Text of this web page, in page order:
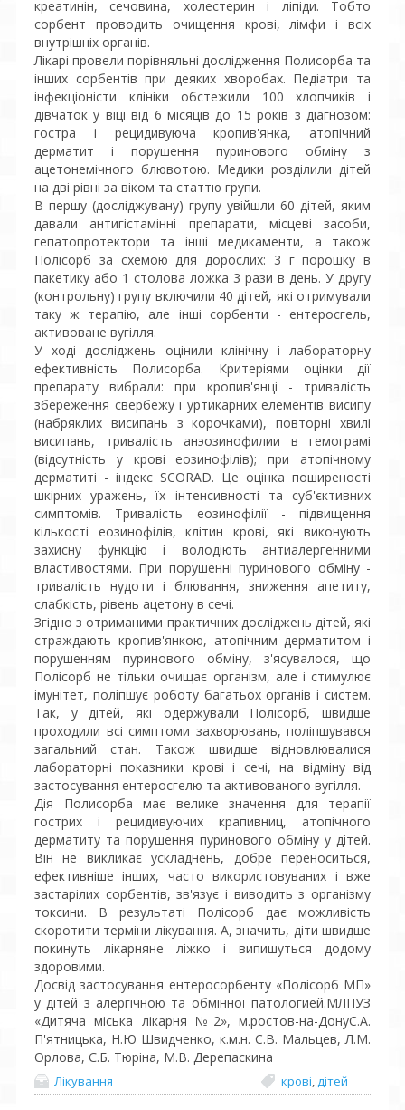
креатинін, сечовина, холестерин і ліпіди. Тобто
сорбент проводить очищення крові, лімфи і всіх
внутрішніх органів.
Лікарі провели порівняльні дослідження Полисорба та
інших сорбентів при деяких хворобах. Педіатри та
інфекціоністи клініки обстежили 100 хлопчиків і
дівчаток у віці від 6 місяців до 15 років з діагнозом:
гостра і рецидивуюча кропив'янка, атопічний
дерматит і порушення пуринового обміну з
ацетонемічного блювотою. Медики розділили дітей
на дві рівні за віком та статтю групи.
В першу (досліджувану) групу увійшли 60 дітей, яким
давали антигістамінні препарати, місцеві засоби,
гепатопротектори та інші медикаменти, а також
Полісорб за схемою для дорослих: 3 г порошку в
пакетику або 1 столова ложка 3 рази в день. У другу
(контрольну) групу включили 40 дітей, які отримували
таку ж терапію, але інші сорбенти - ентеросгель,
активоване вугілля.
У ході досліджень оцінили клінічну і лабораторну
ефективність Полисорба. Критеріями оцінки дії
препарату вибрали: при кропив'янці - тривалість
збереження свербежу і уртикарних елементів висипу
(набряклих висипань з корочками), повторні хвилі
висипань, тривалість анэозинофилии в гемограмі
(відсутність у крові еозинофілів); при атопічному
дерматиті - індекс SCORAD. Це оцінка поширеності
шкірних уражень, їх інтенсивності та суб'єктивних
симптомів. Тривалість еозинофілії - підвищення
кількості еозинофілів, клітин крові, які виконують
захисну функцію і володіють антиалергенними
властивостями. При порушенні пуринового обміну -
тривалість нудоти і блювання, зниження апетиту,
слабкість, рівень ацетону в сечі.
Згідно з отриманими практичних досліджень дітей, які
страждають кропив'янкою, атопічним дерматитом і
порушенням пуринового обміну, з'ясувалося, що
Полісорб не тільки очищає організм, але і стимулює
імунітет, поліпшує роботу багатьох органів і систем.
Так, у дітей, які одержували Полісорб, швидше
проходили всі симптоми захворювань, поліпшувався
загальний стан. Також швидше відновлювалися
лабораторні показники крові і сечі, на відміну від
застосування ентеросгелю та активованого вугілля.
Дія Полисорба має велике значення для терапії
гострих і рецидивуючих крапивниц, атопічного
дерматиту та порушення пуринового обміну у дітей.
Він не викликає ускладнень, добре переноситься,
ефективніше інших, часто використовуваних і вже
застарілих сорбентів, зв'язує і виводить з організму
токсини. В результаті Полісорб дає можливість
скоротити терміни лікування. А, значить, діти швидше
покинуть лікарняне ліжко і випишуться додому
здоровими.
Досвід застосування ентеросорбенту «Полісорб МП»
у дітей з алергічною та обмінної патологией.МЛПУЗ
«Дитяча міська лікарня №2», м.ростов-на-ДонуС.А.
П'ятницька, Н.Ю Швидченко, к.м.н. С.В. Мальцев, Л.М.
Орлова, Є.Б. Тюріна, М.В. Дерепаскина
Лікування крові дітей